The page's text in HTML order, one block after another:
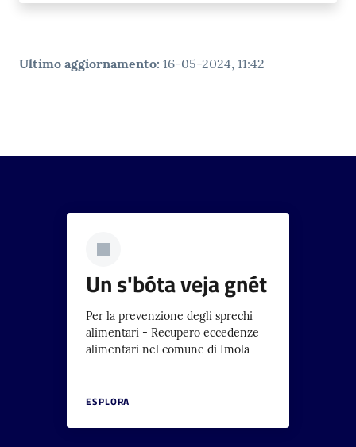
Ultimo aggiornamento: 16-05-2024, 11:42
Un s'bóta veja gnét
Per la prevenzione degli sprechi
alimentari - Recupero eccedenze
alimentari nel comune di Imola
ESPLORA